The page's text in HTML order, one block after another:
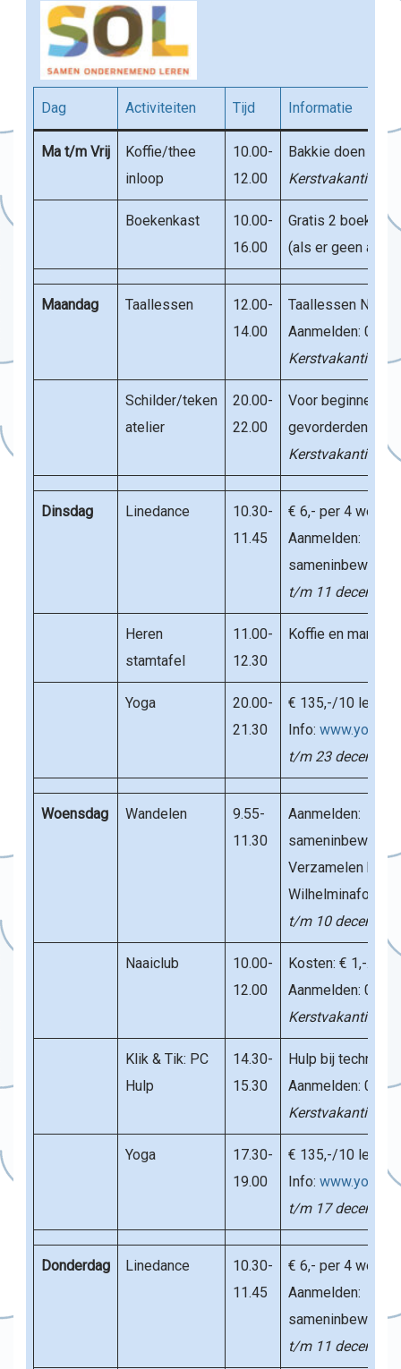
Dag Activiteiten Tijd Informatie
Ma t/m Vrij
Koffie/thee
inloop
10.00-
12.00
Bakkie doen &
Kerstvakantie:
Boekenkast
10.00-
16.00
Gratis 2 boeken
(als er geen
Maandag Taallessen
12.00-
14.00
Taallessen
Aanmelden:
Kerstvakantie:
Schilder/teken
atelier
20.00-
22.00
Voor beginners
gevorderden
Kerstvakantie:
Dinsdag Linedance
10.30-
11.45
€ 6,- per 4 weken
Aanmelden:
t/m11 december
Heren
stamtafel
11.00-
12.30
Koffie en
Yoga
20.00-
21.30
€ 135,-/10
Info:
t/m 23 december
Woensdag Wandelen
9.55-
11.30
Aanmelden:
Verzamelen bij de
Wilhelminafontein
t/m10 december
Naaiclub
10.00-
12.00
Kosten: € 1,-.
Aanmelden: 06
Kerstvakantie:
Klik & Tik: PC
Hulp
14.30-
15.30
Hulp bij
Aanmelden: 06
Kerstvakantie:
Yoga
17.30-
19.00
€ 135,-/10
Info:
t/m17 december
Donderdag Linedance
10.30-
11.45
€ 6,- per 4 weken
Aanmelden:
t/m11 december